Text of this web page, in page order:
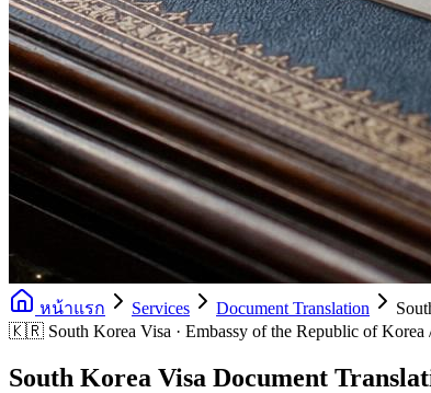
หน้าแรก Services Document Translation
🇰🇷 South Korea Visa · Embassy of the Republic of
South Korea Visa Document